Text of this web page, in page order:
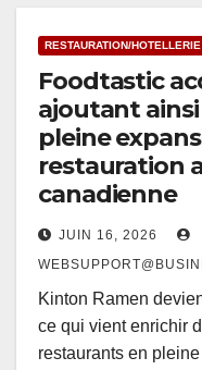
RESTAURATION/HOTELLERIE
Foodtastic
ajoutant
pleine
restauration
canadienne
JUIN 16, 2026
Kinton Ramen
ce qui vient enrichir
restaurants en